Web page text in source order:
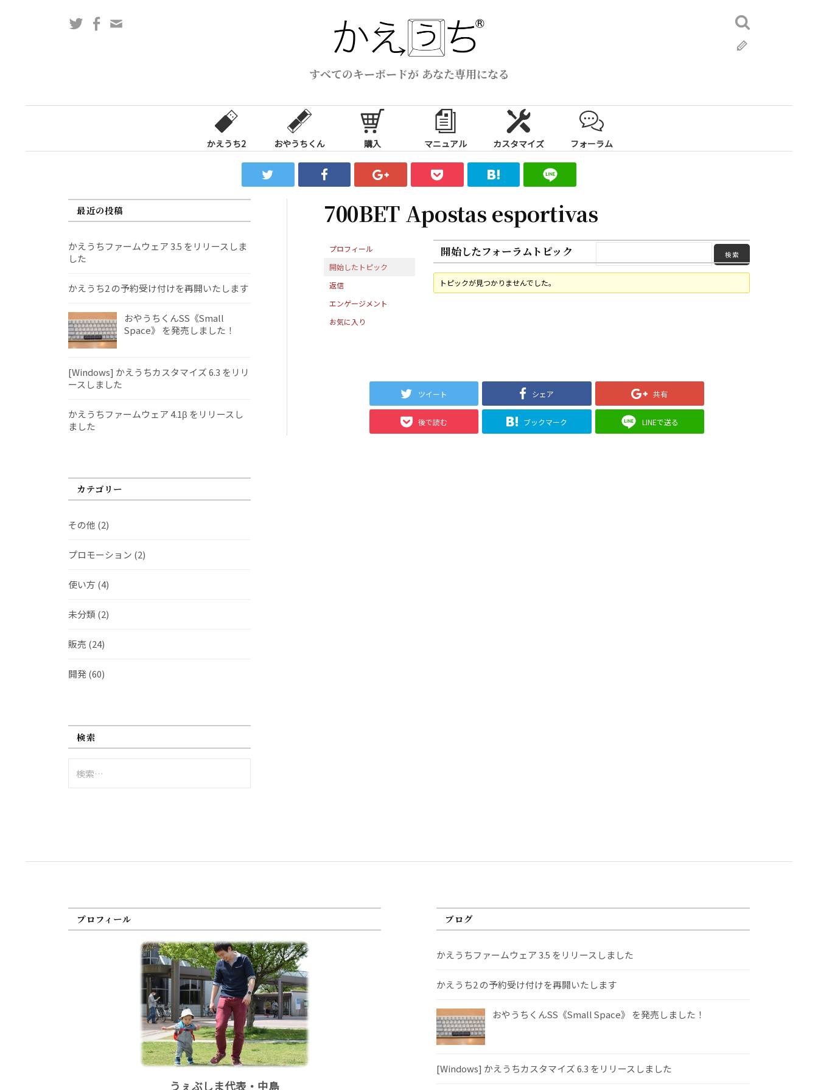
ス
すべてのキーボードが あなた専用になる
TwitterFacebook
検
索:
かえうち2 おやうちくん 購入 マニュアル カスタマイズ フォーラム
700BET Apostas esportivas
プロフィール
開始したトピック
返信
エンゲージメント
お気に入り
開始したフォーラムトピック
トピックが見つかりませんでした。
ツイート シェア 共有
後で読む ブックマーク LINEで送る
最近の投稿
かえうちファームウェア 3.5 をリリースしま
した
かえうち2 の予約受け付けを再開いたします
おやうちくんSS《Small
Space》 を発売しました！
[Windows] かえうちカスタマイズ 6.3 をリリ
ースしました
かえうちファームウェア 4.1β をリリースし
ました
カテゴリー
その他 (2)
プロモーション (2)
使い方 (4)
未分類 (2)
販売 (24)
開発(60)
検索
索:
プロフィール
うぇぶしま代表・中島
ブログ
かえうちファームウェア 3.5 をリリースしました
かえうち2 の予約受け付けを再開いたします
おやうちくんSS《Small Space》 を発売しました！
[Windows] かえうちカスタマイズ 6.3 をリリースしました